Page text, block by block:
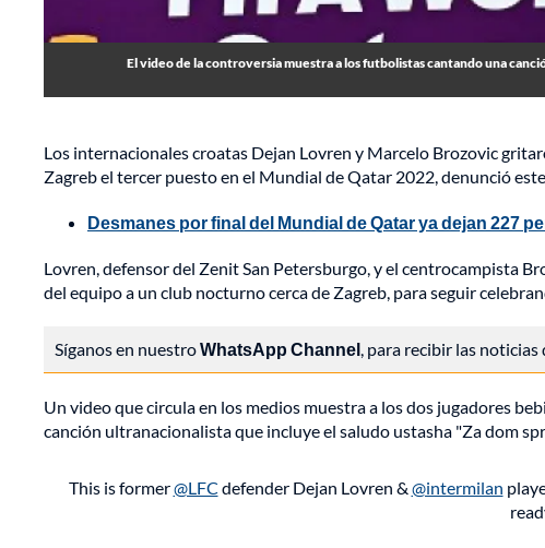
El video de la controversia muestra a los futbolistas cantando una
Los internacionales croatas Dejan Lovren y Marcelo Brozovic
Zagreb el tercer puesto en el Mundial de Qatar 2022, denunció
Desmanes por final del Mundial de Qatar ya dejan 227
Lovren, defensor del Zenit San Petersburgo, y el centrocampista
del equipo a un club nocturno cerca de Zagreb, para seguir
Síganos en nuestroWhatsApp Channel, para recibir las
Un video que circula en los medios muestra a los dos jugadores
canción ultranacionalista que incluye el saludo ustasha "Za dom
This is former@LFC defender Dejan Lovren & @intermilan